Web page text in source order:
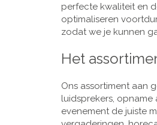
perfecte kwaliteit en
optimaliseren
zodat we je kunnen
Het
Ons assortiment aan
luidsprekers,
evenement de juiste